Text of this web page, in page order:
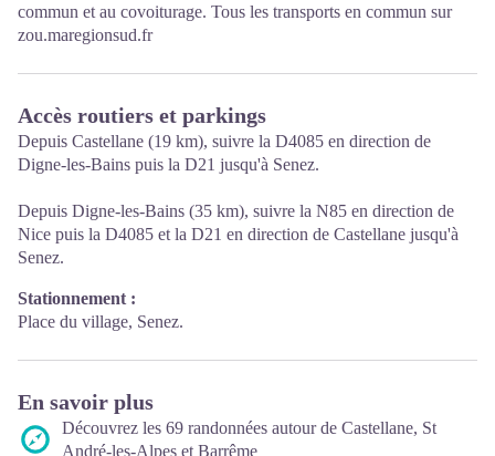
commun et au covoiturage. Tous les transports en commun sur
zou.maregionsud.fr
Accès routiers et parkings
Depuis Castellane (19 km), suivre la D4085 en direction de
Digne-les-Bains puis la D21 jusqu'à Senez.
Depuis Digne-les-Bains (35 km), suivre la N85 en direction de
Nice puis la D4085 et la D21 en direction de Castellane jusqu'à
Senez.
Stationnement :
Place du village, Senez.
En savoir plus
Découvrez les 69 randonnées autour de Castellane, St
André-les-Alpes et Barrême